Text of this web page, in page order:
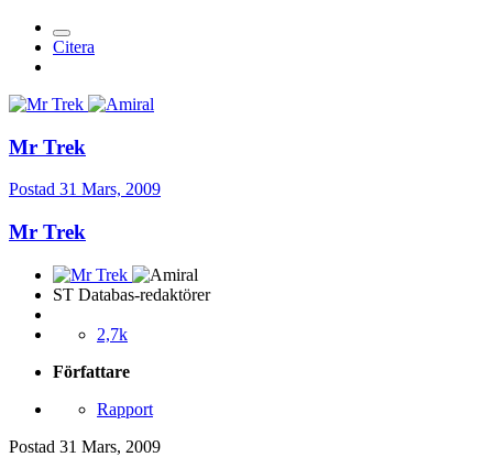
Citera
Mr Trek
Postad 31 Mars, 2009
Mr Trek
ST Databas-redaktörer
2,7k
Författare
Rapport
Postad 31 Mars, 2009